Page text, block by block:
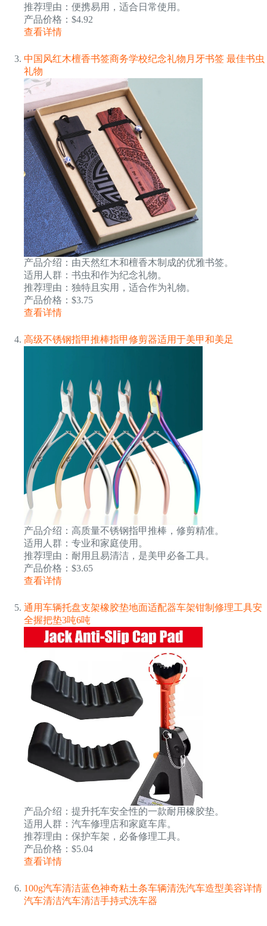
推荐理由：便携易用，适合日常使用。
产品价格：$4.92
查看详情
中国风红木檀香书签商务学校纪念礼物月牙书签 最佳书虫
礼物
产品介绍：由天然红木和檀香木制成的优雅书签。
适用人群：书虫和作为纪念礼物。
推荐理由：独特且实用，适合作为礼物。
产品价格：$3.75
查看详情
高级不锈钢指甲推棒指甲修剪器适用于美甲和美足
产品介绍：高质量不锈钢指甲推棒，修剪精准。
适用人群：专业和家庭使用。
推荐理由：耐用且易清洁，是美甲必备工具。
产品价格：$3.65
查看详情
通用车辆托盘支架橡胶垫地面适配器车架钳制修理工具安
全握把垫3吨6吨
产品介绍：提升托车安全性的一款耐用橡胶垫。
适用人群：汽车修理店和家庭车库。
推荐理由：保护车架，必备修理工具。
产品价格：$5.04
查看详情
100g汽车清洁蓝色神奇粘土条车辆清洗汽车造型美容详情
汽车清洁汽车清洁手持式洗车器